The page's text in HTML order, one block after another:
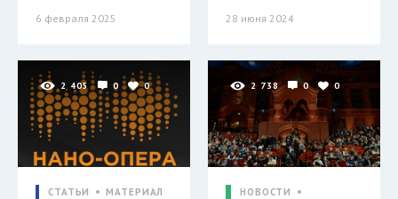
6 февраля 2025 28 июня 2024
2 405 0 0
СТАТЬИ МАТЕРИАЛ
2 738 0 0
НОВОСТИ